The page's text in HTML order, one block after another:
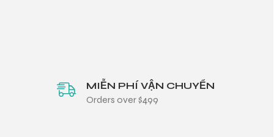
MIỄN PHÍ VẬN CHUYỂN
Orders over $499